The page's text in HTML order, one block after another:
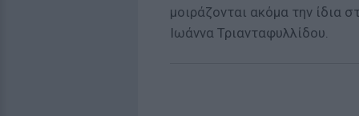
μοιράζονται ακόμα την ίδια
Ιωάννα Τριανταφυλλίδου.